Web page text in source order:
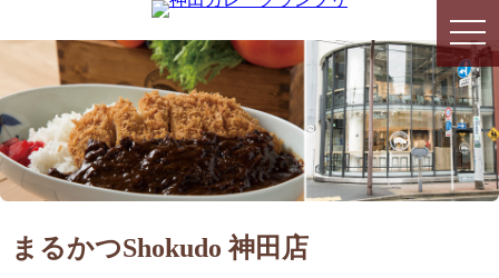
まるかつShokudo 神田店